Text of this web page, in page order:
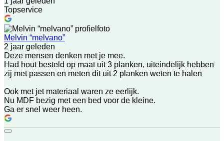
Topservice
Melvin “melvano”
2 jaar geleden
Deze mensen denken met je mee.
Had hout besteld op maat uit 3 planken, uiteindelijk hebben
zij met passen en meten dit uit 2 planken weten te halen
Ook met jet materiaal waren ze eerlijk.
Nu MDF bezig met een bed voor de kleine.
Ga er snel weer heen.